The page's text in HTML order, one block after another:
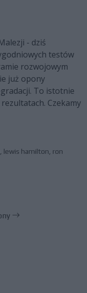
- dziś
testów
rozwojowym
już opony
To istotnie
Czekamy
lewis hamilton ron